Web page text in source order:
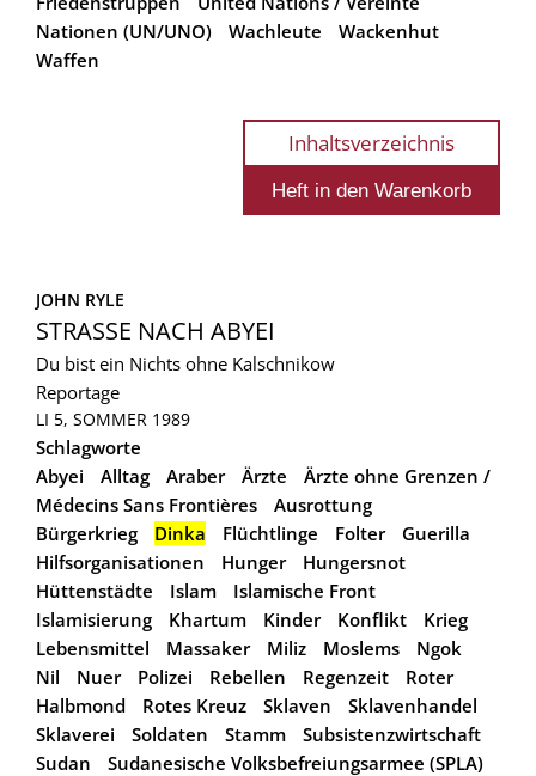
Nationen (UN/UNO)
Wachleute
Wackenhut
Waffen
Inhaltsverzeichnis
JOHN RYLE
STRASSE NACH ABYEI
Du bist ein Nichts ohne Kalschnikow
Reportage
LI 5, SOMMER 1989
Schlagworte
Abyei
Alltag Araber Ärzte
Ärzte ohne Grenzen /
Médecins Sans Frontières
Ausrottung
Bürgerkrieg
Dinka Flüchtlinge Folter
Guerilla
Hilfsorganisationen
Hunger
Hungersnot
Hüttenstädte
Islam
Islamische Front
Islamisierung
Khartum Kinder Konflikt
Krieg
Lebensmittel
Massaker Miliz Moslems
Ngok
Nil
Nuer Polizei Rebellen Regenzeit
Roter
Halbmond
Rotes Kreuz Sklaven
Sklavenhandel
Sklaverei
Soldaten Stamm
Subsistenzwirtschaft
Sudan
Sudanesische Volksbefreiungsarmee (SPLA)